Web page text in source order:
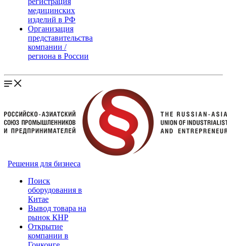
медицинских
изделий в РФ
Организация
представительства
компании /
региона в России
Решения для бизнеса
Поиск
оборудования в
Китае
Вывод товара на
рынок КНР
Открытие
компании в